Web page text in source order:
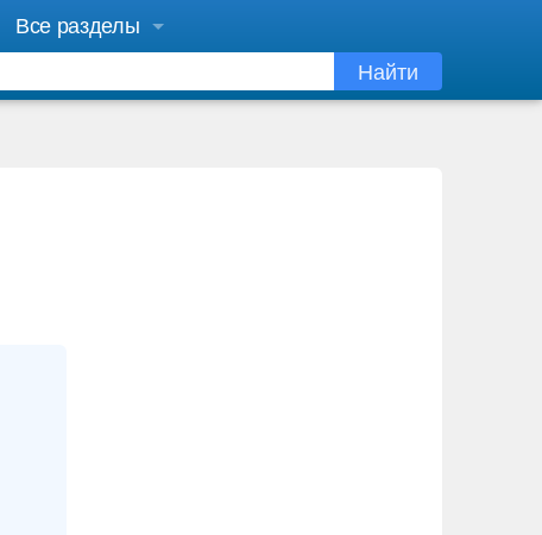
Все разделы
Найти